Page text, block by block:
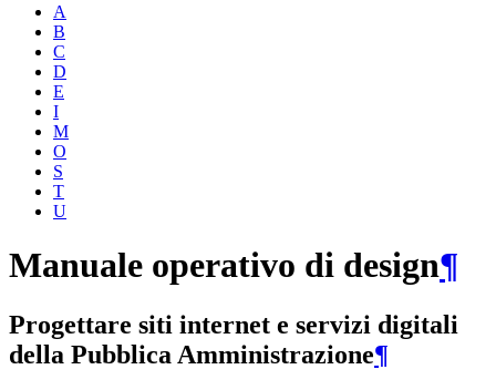
A
B
C
D
E
I
M
O
S
T
U
Manuale operativo di design¶
Progettare siti internet e servizi digitali
della Pubblica Amministrazione¶